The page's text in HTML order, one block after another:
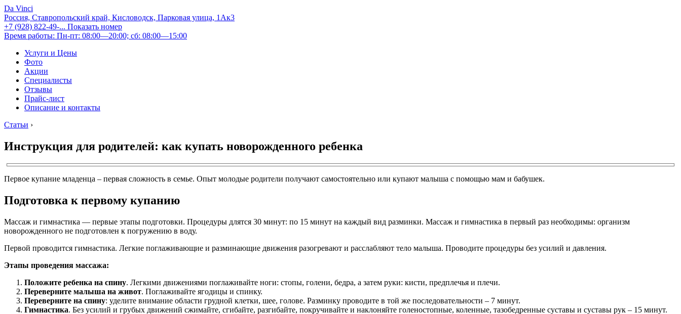
Da Vinci
Россия, Ставропольский край, Кисловодск, Парковая улица, 1Ак3
+7 (928) 822-49-... Показать номер
Время работы: Пн-пт: 08:00—20:00; сб: 08:00—15:00
Услуги и Цены
Фото
Акции
Специалисты
Отзывы
Прайс-лист
Описание и контакты
Статьи ›
Инструкция для родителей: как купать новорожденного ребенка
Первое купание младенца – первая сложность в семье. Опыт молодые родители получают самостоятельно или купают малыша с помощью мам и бабушек.
Подготовка к первому купанию
Массаж и гимнастика — первые этапы подготовки. Процедуры длятся 30 минут: по 15 минут на каждый вид разминки. Массаж и гимнастика в первый раз необходимы: организм
новорожденного не подготовлен к погружению в воду.
Первой проводится гимнастика. Легкие поглаживающие и разминающие движения разогревают и расслабляют тело малыша. Проводите процедуры без усилий и давления.
Этапы проведения массажа:
Положите ребенка на спину. Легкими движениями поглаживайте ноги: стопы, голени, бедра, а затем руки: кисти, предплечья и плечи.
Переверните малыша на живот. Поглаживайте ягодицы и спинку.
Переверните на спину: уделите внимание области грудной клетки, шее, голове. Разминку проводите в той же последовательности – 7 минут.
Гимнастика. Без усилий и грубых движений сжимайте, сгибайте, разгибайте, покручивайте и наклоняйте голеностопные, коленные, тазобедренные суставы и суставы рук – 15 минут.